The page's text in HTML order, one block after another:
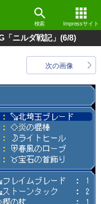
検索 Impressサイト
ニルダ戦記」 (6/8)
次の画像